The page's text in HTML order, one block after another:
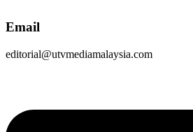
Email
editorial@utvmediamalaysia.com